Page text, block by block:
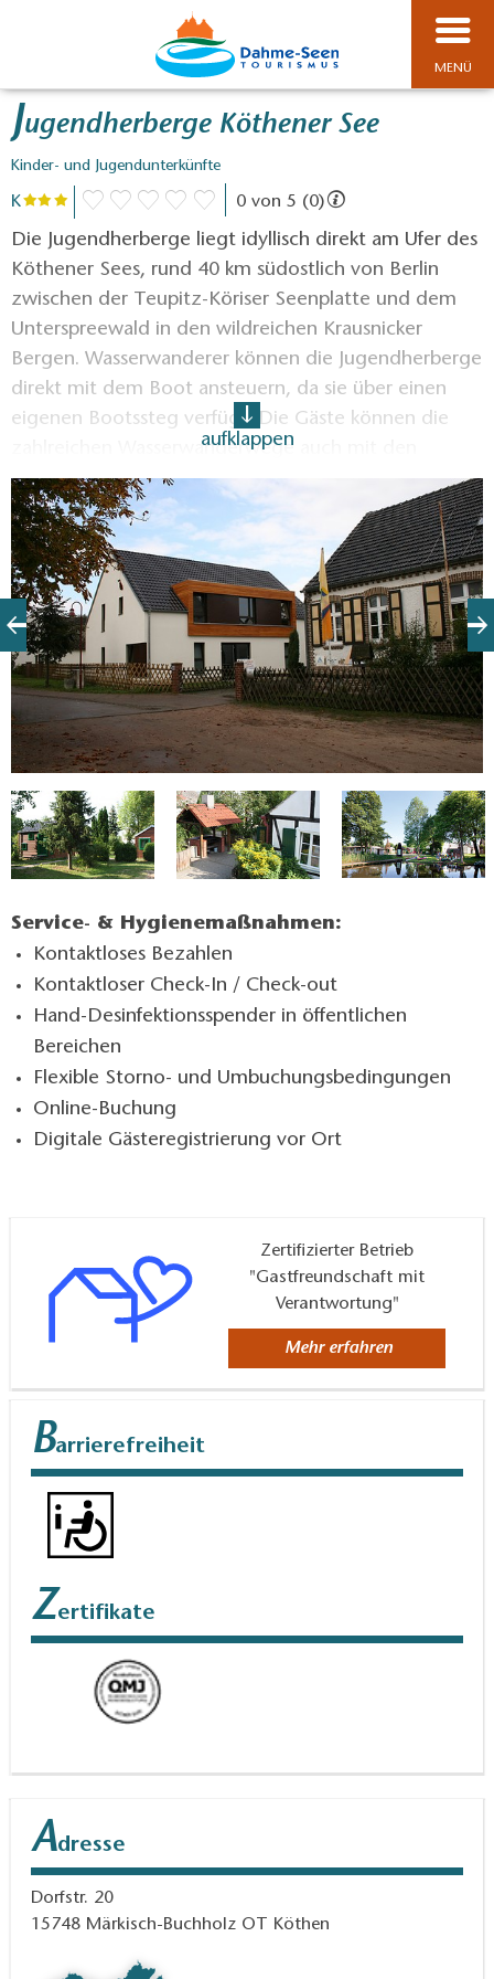
MENÜ
Jugendherberge Köthener See
Kinder- und Jugendunterkünfte
K 0 von 5 (0)
Die Jugendherberge liegt idyllisch direkt am Ufer des
Köthener Sees, rund 40 km südostlich von Berlin
zwischen der Teupitz-Köriser Seenplatte und dem
Unterspreewald in den wildreichen Krausnicker
Bergen. Wasserwanderer können die Jugendherberge
direkt mit dem Boot ansteuern, da sie über einen
eigenen Bootssteg verfügt. Die Gäste können die
zahlreichen Wasserwanderwege auch mit den
herbergseigenen Ruderbooten oder dem
Spreewaldkahn entdecken. Ob Kanutouren,
Wanderungen oder Backofenfeste, die
Jugendherberge bietet ein unvergessliches Erlebnis
für Kinder, Jugendliche und Familien. Darüber hinaus
können auch Tagungen und Seminare durchgeführt
werden. Zur Übernachtung stehen Bungalows,
Gemeinschaftsräume, Doppelzimmer und ein
Zeltplatz zur Verfügung.
aufklappen
Service- & Hygienemaßnahmen:
Kontaktloses Bezahlen
Kontaktloser Check-In / Check-out
Hand-Desinfektionsspender in öffentlichen
Bereichen
Flexible Storno- und Umbuchungsbedingungen
Online-Buchung
Digitale Gästeregistrierung vor Ort
Zertifizierter Betrieb
"Gastfreundschaft mit
Verantwortung"
Mehr erfahren
Barrierefreiheit
Zertifikate
Adresse
Dorfstr. 20
15748 Märkisch-Buchholz OT Köthen